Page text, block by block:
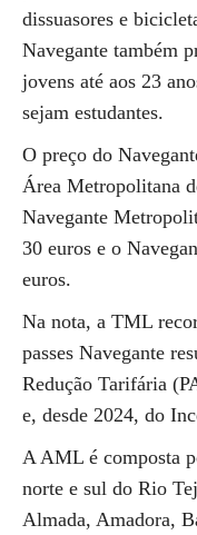
dissuasores e
Navegante também
jovens até aos 23
sejam estudantes.
O preço do
Área Metropolitana
Navegante
30 euros e o
euros.
Na nota, a TML
passes Navegante
Redução Tarifária
e, desde 2024, do
A AML é composta
norte e sul do Rio
Almada, Amadora,